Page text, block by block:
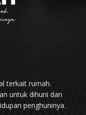
terkait rumah.
untuk dihuni dan
penghuninya.